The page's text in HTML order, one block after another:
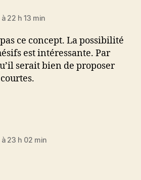
:
22 h 13 min
ce concept. La possibilité
est intéressante. Par
serait bien de proposer
23 h 02 min